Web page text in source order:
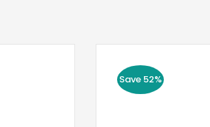
Save 52%